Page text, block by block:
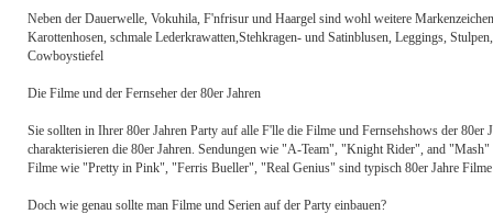
Neben der Dauerwelle, Vokuhila, F'nfrisur und Haargel sind wohl weitere
Karottenhosen, schmale Lederkrawatten,Stehkragen- und Satinblusen, Leggings,
Cowboystiefel
Die Filme und der Fernseher der 80er Jahren
Sie sollten in Ihrer 80er Jahren Party auf alle F'lle die Filme und Fernsehshows der
charakterisieren die 80er Jahren. Sendungen wie "A-Team", "Knight Rider", and
Filme wie "Pretty in Pink", "Ferris Bueller", "Real Genius" sind typisch 80er Jahre Filme
Doch wie genau sollte man Filme und Serien auf der Party einbauen?